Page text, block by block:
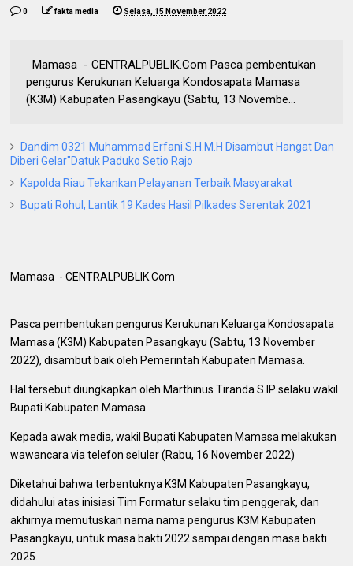
0 fakta media Selasa, 15 November 2022
Mamasa - CENTRALPUBLIK.Com Pasca pembentukan
pengurus Kerukunan Keluarga Kondosapata Mamasa
(K3M) Kabupaten Pasangkayu (Sabtu, 13 Novembe...
Dandim 0321 Muhammad Erfani.S.H.M.H Disambut Hangat Dan
Diberi Gelar"Datuk Paduko Setio Rajo
Kapolda Riau Tekankan Pelayanan Terbaik Masyarakat
Bupati Rohul, Lantik 19 Kades Hasil Pilkades Serentak 2021
Mamasa - CENTRALPUBLIK.Com
Pasca pembentukan pengurus Kerukunan Keluarga Kondosapata
Mamasa (K3M) Kabupaten Pasangkayu (Sabtu, 13 November
2022), disambut baik oleh Pemerintah Kabupaten Mamasa.
Hal tersebut diungkapkan oleh Marthinus Tiranda S.IP selaku wakil
Bupati Kabupaten Mamasa.
Kepada awak media, wakil Bupati Kabupaten Mamasa melakukan
wawancara via telefon seluler (Rabu, 16 November 2022)
Diketahui bahwa terbentuknya K3M Kabupaten Pasangkayu,
didahului atas inisiasi Tim Formatur selaku tim penggerak, dan
akhirnya memutuskan nama nama pengurus K3M Kabupaten
Pasangkayu, untuk masa bakti 2022 sampai dengan masa bakti
2025.